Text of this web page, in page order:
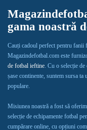
gama noastră
Cauți cadoul perfect pentru
Magazindefotbal.com este
de fotbal ieftine. Cu o selecție
șase continente, suntem sursa
populare.
Misiunea noastră a fost să
selecție de echipamente fotbal
cumpărare online, cu opțiuni